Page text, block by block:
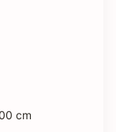
cm